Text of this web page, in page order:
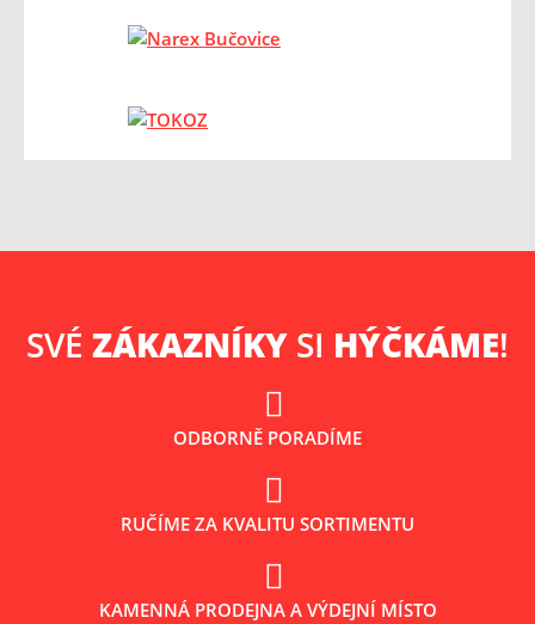
SVÉ ZÁKAZNÍKY SI HÝČKÁME!
ODBORNĚ PORADÍME
RUČÍME ZA KVALITU SORTIMENTU
KAMENNÁ PRODEJNA A VÝDEJNÍ MÍSTO